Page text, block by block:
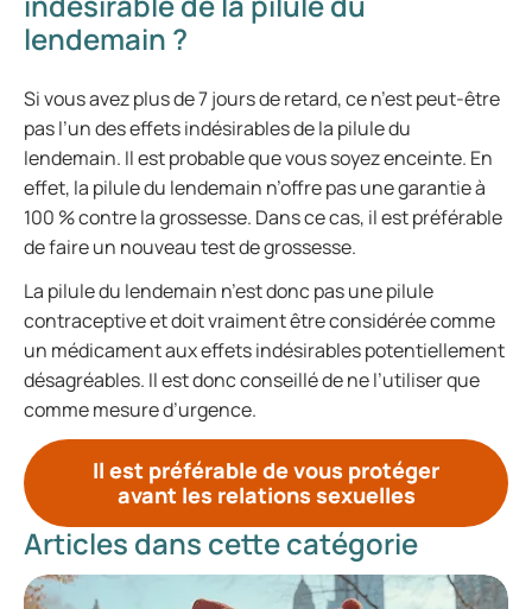
lendemain ?
Si vous avez plus de 7 jours de retard, ce n’est peut-être
pas l’un des effets indésirables de la pilule du
lendemain. Il est probable que vous soyez enceinte. En
effet, la pilule du lendemain n’offre pas une garantie à
100 % contre la grossesse. Dans ce cas, il est préférable
de faire un nouveau test de grossesse.
La pilule du lendemain n’est donc pas une pilule
contraceptive et doit vraiment être considérée comme
un médicament aux effets indésirables potentiellement
désagréables. Il est donc conseillé de ne l’utiliser que
comme mesure d’urgence.
Il est préférable de vous protéger
avant les relations sexuelles
Articles dans cette catégorie